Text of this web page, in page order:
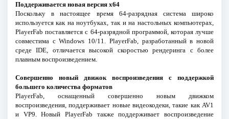
Поддерживается новая версия x64
Поскольку в настоящее время 64-разрядная система широко
используется как на ноутбуках, так и на настольных компьютерах,
PlayerFab поставляется с 64-разрядной программой, которая лучше
совместима с Windows 10/11. PlayerFab, разработанный в новой
среде IDE, отличается высокой скоростью рендеринга с более
плавным воспроизведением.
Совершенно новый движок воспроизведения с поддержкой
большего количества форматов
PlayerFab, оснащенный совершенно новым движком
воспроизведения, поддерживает новые видеокодеки, такие как AV1
и VP9. Новый PlayerFab также поддерживает воспроизведение